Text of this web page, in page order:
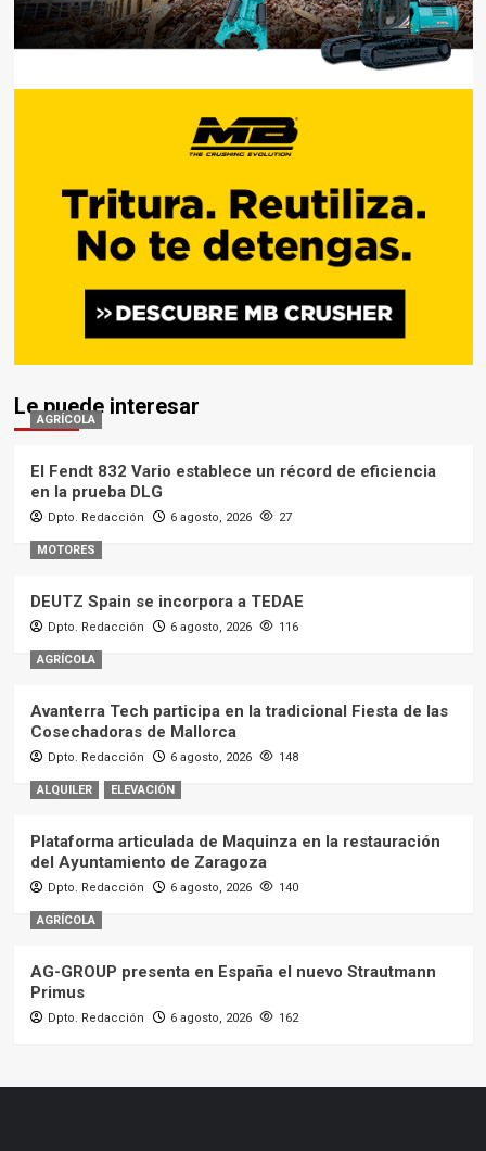
Le puede interesar
AGRÍCOLA
El Fendt 832 Vario establece un récord de eficiencia
en la prueba DLG
Dpto. Redacción 6 agosto, 2026 27
MOTORES
DEUTZ Spain se incorpora a TEDAE
Dpto. Redacción 6 agosto, 2026 116
AGRÍCOLA
Avanterra Tech participa en la tradicional Fiesta de las
Cosechadoras de Mallorca
Dpto. Redacción 6 agosto, 2026 148
ALQUILER ELEVACIÓN
Plataforma articulada de Maquinza en la restauración
del Ayuntamiento de Zaragoza
Dpto. Redacción 6 agosto, 2026 140
AGRÍCOLA
AG-GROUP presenta en España el nuevo Strautmann
Primus
Dpto. Redacción 6 agosto, 2026 162